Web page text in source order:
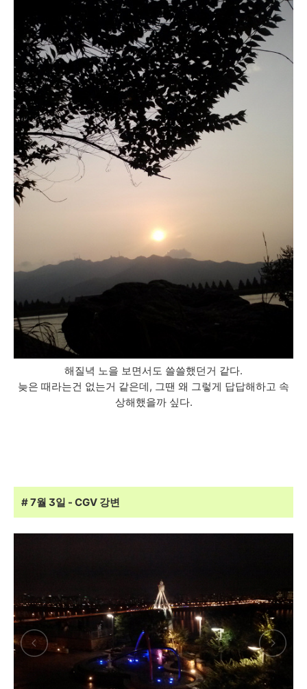
해질녁 노을 보면서도 쓸쓸했던거 같다.
늦은 때라는건 없는거 같은데, 그땐 왜 그렇게 답답해하고 속
상해했을까 싶다.
# 7월 3일 - CGV 강변